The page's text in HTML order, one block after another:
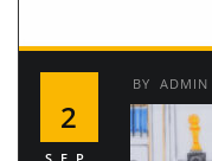
2
BY ADMIN